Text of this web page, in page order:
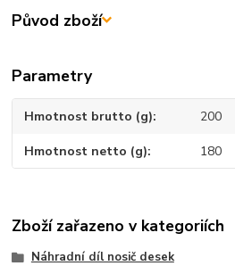
Původ zboží
Parametry
Hmotnost brutto (g) 200
Hmotnost netto (g) 180
Zboží zařazeno v kategoriích
Náhradní díl nosič desek